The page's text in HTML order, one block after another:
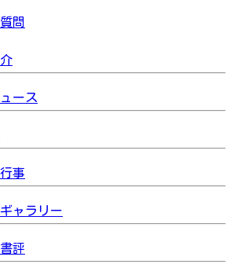
問
ース
事
ャラリー
評